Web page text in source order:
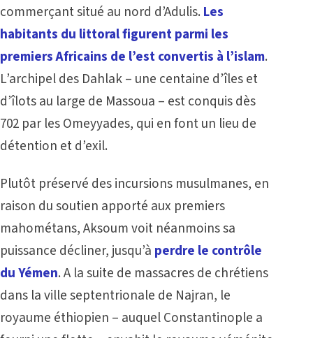
commerçant situé au nord d’Adulis. Les
habitants du littoral figurent parmi les
premiers Africains de l’est convertis à l’islam.
L’archipel des Dahlak – une centaine d’îles et
d’îlots au large de Massoua – est conquis dès
702 par les Omeyyades, qui en font un lieu de
détention et d’exil.
Plutôt préservé des incursions musulmanes, en
raison du soutien apporté aux premiers
mahométans, Aksoum voit néanmoins sa
puissance décliner, jusqu’à perdre le contrôle
du Yémen. A la suite de massacres de chrétiens
dans la ville septentrionale de Najran, le
royaume éthiopien – auquel Constantinople a